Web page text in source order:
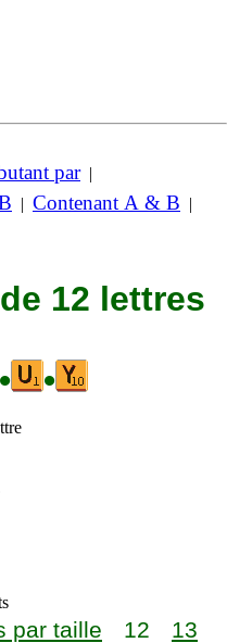
par|
| Contenant A & B |
12 lettres
• •
par taille 12 13